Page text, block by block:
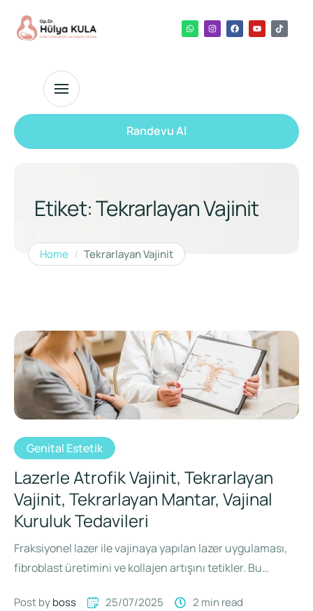
Randevu Al
Etiket:Tekrarlayan Vajinit
Home / Tekrarlayan Vajinit
Genital Estetik
Lazerle Atrofik Vajinit, Tekrarlayan
Vajinit, Tekrarlayan Mantar, Vajinal
Kuruluk Tedavileri
Fraksiyonel lazer ile vajinaya yapılan lazer uygulaması,
fibroblast üretimini ve kollajen artışını tetikler. Bu
Post by boss 25/07/2025 2 min read